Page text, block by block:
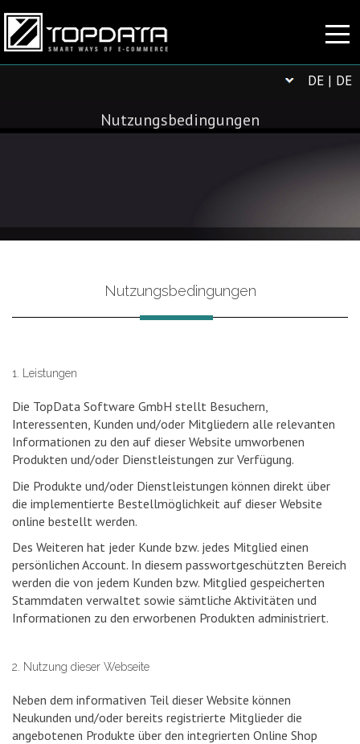
DE | DE
Nutzungsbedingungen
Nutzungsbedingungen
1. Leistungen
Die TopData Software GmbH stellt Besuchern,
Interessenten, Kunden und/oder Mitgliedern alle relevanten
Informationen zu den auf dieser Website umworbenen
Produkten und/oder Dienstleistungen zur Verfügung.
Die Produkte und/oder Dienstleistungen können direkt über
die implementierte Bestellmöglichkeit auf dieser Website
online bestellt werden.
Des Weiteren hat jeder Kunde bzw. jedes Mitglied einen
persönlichen Account. In diesem passwortgeschützten Bereich
werden die von jedem Kunden bzw. Mitglied gespeicherten
Stammdaten verwaltet sowie sämtliche Aktivitäten und
Informationen zu den erworbenen Produkten administriert.
2. Nutzung dieser Webseite
Neben dem informativen Teil dieser Website können
Neukunden und/oder bereits registrierte Mitglieder die
angebotenen Produkte über den integrierten Online Shop